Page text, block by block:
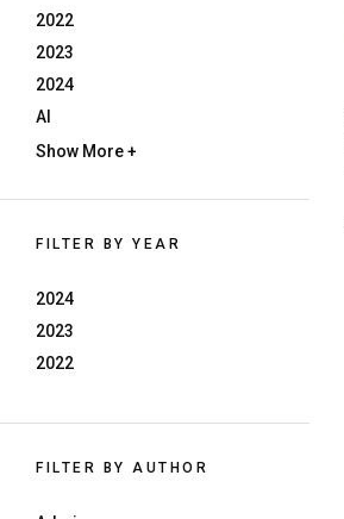
2022
2023
2024
AI
Show More +
FILTER BY YEAR
2024
2023
2022
FILTER BY AUTHOR